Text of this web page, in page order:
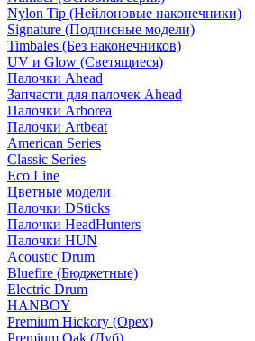
Nylon Tip (Нейлоновые наконечники)
Signature (Подписные модели)
Timbales (Без наконечников)
UV и Glow (Светящиеся)
Палочки Ahead
Запчасти для палочек Ahead
Палочки Arborea
Палочки Artbeat
American Series
Classic Series
Eco Line
Цветные модели
Палочки DSticks
Палочки HeadHunters
Палочки HUN
Acoustic Drum
Bluefire (Бюджетные)
Electric Drum
HANBOY
Premium Hickory (Орех)
Premium Oak (Дуб)